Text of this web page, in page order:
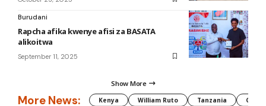
Burudani
Rapcha afika kwenye afisi za BASATA
alikoitwa
September 11, 2025
Show More
More News: Kenya William Ruto Tanzania CAF